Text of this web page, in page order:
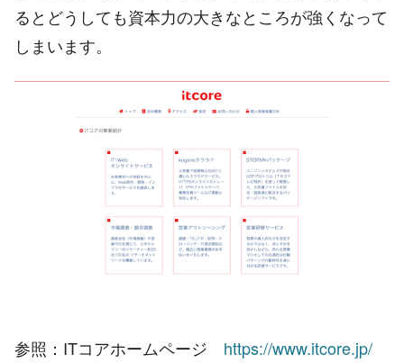
るとどうしても資本力の大きなところが強くなって
しまいます。
参照：ITコアホームページ https://www.itcore.jp/